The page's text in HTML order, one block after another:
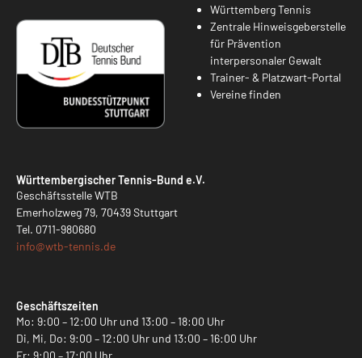
Württemberg Tennis
Zentrale Hinweisgeberstelle
für Prävention
interpersonaler Gewalt
Trainer- & Platzwart-Portal
Vereine finden
Württembergischer Tennis-Bund e.V.
Geschäftsstelle WTB
Emerholzweg 79, 70439 Stuttgart
Tel. 0711-980680
info@wtb-tennis.de
Geschäftszeiten
Mo: 9:00 – 12:00 Uhr und 13:00 – 18:00 Uhr
Di, Mi, Do: 9:00 – 12:00 Uhr und 13:00 – 16:00 Uhr
Fr: 9:00 – 17:00 Uhr